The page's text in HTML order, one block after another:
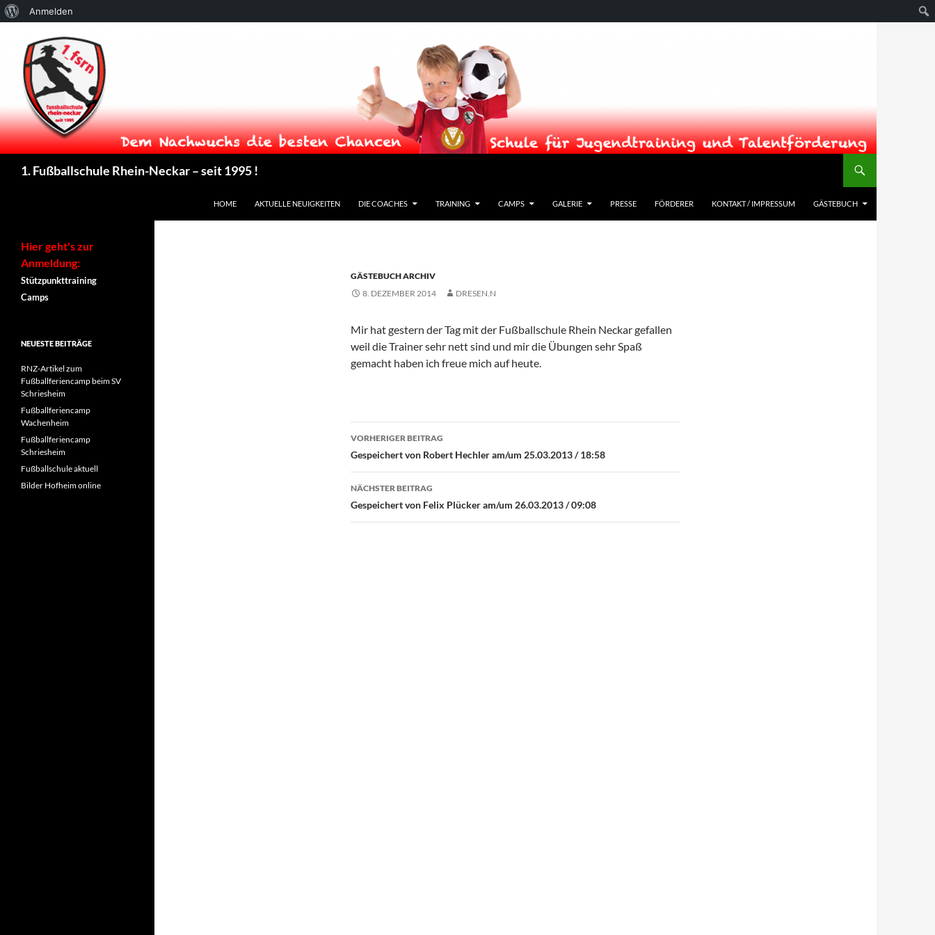
Über
Anmelden
1. Fußballschule Rhein-Neckar – seit 1995 !
HOME
AKTUELLE NEUIGKEITEN DIE COACHES TRAINING CAMPS GALERIE PRESSE FÖRDERER KONTAKT / IMPRESSUM GÄSTEBUCH
GÄSTEBUCH ARCHIV
8. DEZEMBER 2014
DRESEN.N
Mir hat gestern der Tag mit der Fußballschule Rhein Neckar gefallen
weil die Trainer sehr nett sind und mir die Übungen sehr Spaß
gemacht haben ich freue mich auf heute.
Beitrags-
Navigation
VORHERIGER BEITRAG
Gespeichert von Robert Hechler am/um 25.03.2013 / 18:58
NÄCHSTER BEITRAG
Gespeichert von Felix Plücker am/um 26.03.2013 / 09:08
Hier geht's zur
Anmeldung:
Stützpunkttraining
Camps
NEUESTE BEITRÄGE
RNZ-Artikel zum
Fußballferiencamp beim SV
Schriesheim
Fußballferiencamp
Wachenheim
Fußballferiencamp
Schriesheim
Fußballschule aktuell
Bilder Hofheim online